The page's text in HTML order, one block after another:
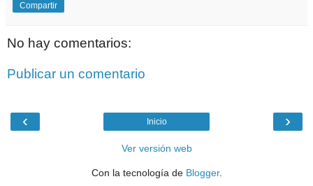
Compartir
No hay comentarios:
Publicar un comentario
‹ ›
Inicio
Ver versión web
Con la tecnología de Blogger.